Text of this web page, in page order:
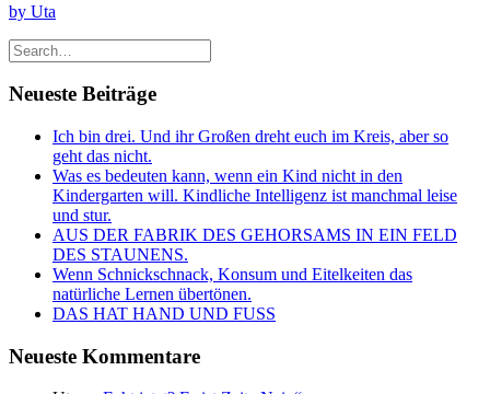
by Uta
Neueste Beiträge
Ich bin drei. Und ihr Großen dreht euch im Kreis, aber so
geht das nicht.
Was es bedeuten kann, wenn ein Kind nicht in den
Kindergarten will. Kindliche Intelligenz ist manchmal leise
und stur.
AUS DER FABRIK DES GEHORSAMS IN EIN FELD
DES STAUNENS.
Wenn Schnickschnack, Konsum und Eitelkeiten das
natürliche Lernen übertönen.
DAS HAT HAND UND FUSS
Neueste Kommentare